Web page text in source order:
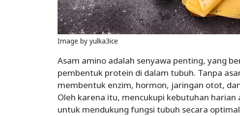
Image by yulka3ice
Asam amino adalah senyawa penting, yang
pembentuk protein di dalam tubuh. Tanpa
membentuk enzim, hormon, jaringan otot,
Oleh karena itu, mencukupi kebutuhan
untuk mendukung fungsi tubuh secara